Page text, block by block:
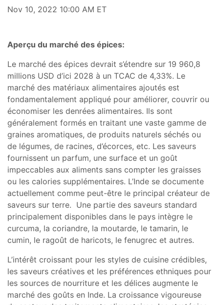
Nov 10, 2022 10:00 AM ET
Aperçu du marché des épices:
Le marché des épices devrait s’étendre sur 19 960,8
millions USD d’ici 2028 à un TCAC de 4,33%. Le
marché des matériaux alimentaires ajoutés est
fondamentalement appliqué pour améliorer, couvrir ou
économiser les denrées alimentaires. Ils sont
généralement formés en traitant une vaste gamme de
graines aromatiques, de produits naturels séchés ou
de légumes, de racines, d’écorces, etc. Les saveurs
fournissent un parfum, une surface et un goût
impeccables aux aliments sans compter les graisses
ou les calories supplémentaires. L’Inde se documente
actuellement comme peut-être le principal créateur de
saveurs sur terre. Une partie des saveurs standard
principalement disponibles dans le pays intègre le
curcuma, la coriandre, la moutarde, le tamarin, le
cumin, le ragoût de haricots, le fenugrec et autres.
L’intérêt croissant pour les styles de cuisine crédibles,
les saveurs créatives et les préférences ethniques pour
les sources de nourriture et les délices augmente le
marché des goûts en Inde. La croissance vigoureuse